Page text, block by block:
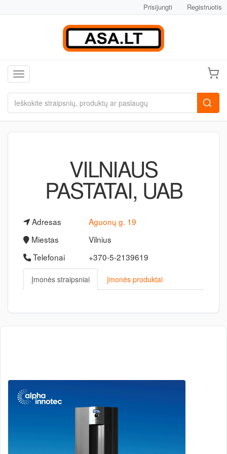
Prisijungti Registruotis
Toggle navigation
VILNIAUS
PASTATAI, UAB
Adresas
Aguonų g. 19
Miestas
Vilnius
Telefonai
+370-5-2139619
Įmonės straipsniai Įmonės produktai